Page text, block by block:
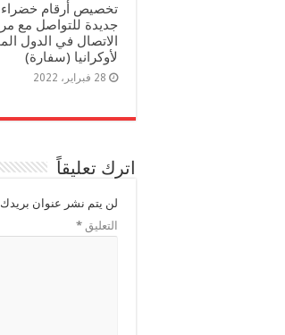
تخصيص أرقام خضراء
جديدة للتواصل مع
الاتصال في الدول
لأوكرانيا (سفارة)
28 فبراير، 2022
اترك تعليقاً
لن يتم نشر عنوان بريدك
التعليق *